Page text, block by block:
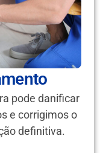
pode danificar
e corrigimos o
definitiva.